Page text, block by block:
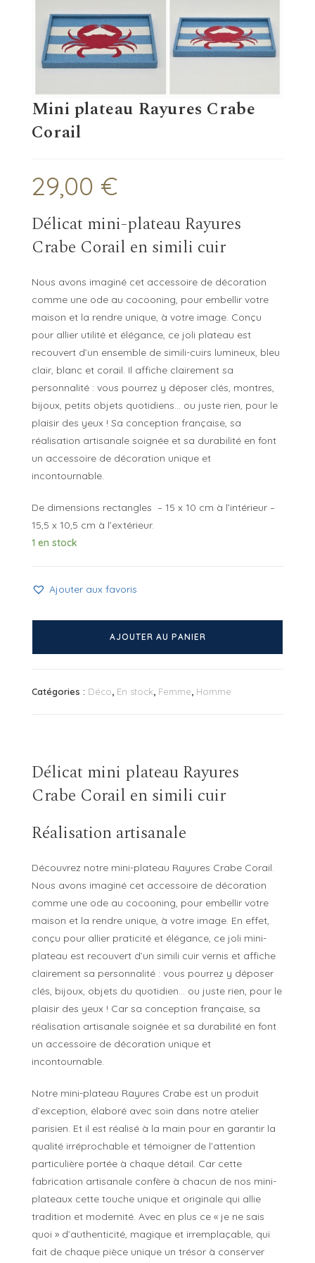
Mini plateau Rayures Crabe
Corail
29,00 €
Délicat mini-plateau Rayures
Crabe Corail en simili cuir
Nous avons imaginé cet accessoire de décoration
comme une ode au cocooning, pour embellir votre
maison et la rendre unique, à votre image. Conçu
pour allier utilité et élégance, ce joli plateau est
recouvert d’un ensemble de simili-cuirs lumineux, bleu
clair, blanc et corail. Il affiche clairement sa
personnalité : vous pourrez y déposer clés, montres,
bijoux, petits objets quotidiens… ou juste rien, pour le
plaisir des yeux ! Sa conception française, sa
réalisation artisanale soignée et sa durabilité en font
un accessoire de décoration unique et
incontournable.
De dimensions rectangles – 15 x 10 cm à l’intérieur –
15,5 x 10,5 cm à l’extérieur.
1 en stock
Ajouter aux favoris
Mini
Rayures
AJOUTER AU PANIER
Catégories : Déco En stock Femme Homme
Délicat mini plateau Rayures
Crabe Corail en simili cuir
Réalisation artisanale
Découvrez notre mini-plateau Rayures Crabe Corail.
Nous avons imaginé cet accessoire de décoration
comme une ode au cocooning, pour embellir votre
maison et la rendre unique, à votre image. En effet,
conçu pour allier praticité et élégance, ce joli mini-
plateau est recouvert d’un simili cuir vernis et affiche
clairement sa personnalité : vous pourrez y déposer
clés, bijoux, objets du quotidien… ou juste rien, pour le
plaisir des yeux ! Car sa conception française, sa
réalisation artisanale soignée et sa durabilité en font
un accessoire de décoration unique et
incontournable.
Notre mini-plateau Rayures Crabe est un produit
d’exception, élaboré avec soin dans notre atelier
parisien. Et il est réalisé à la main pour en garantir la
qualité irréprochable et témoigner de l’attention
particulière portée à chaque détail. Car cette
fabrication artisanale confère à chacun de nos mini-
plateaux cette touche unique et originale qui allie
tradition et modernité. Avec en plus ce « je ne sais
quoi » d’authenticité, magique et irremplaçable, qui
fait de chaque pièce unique un trésor à conserver